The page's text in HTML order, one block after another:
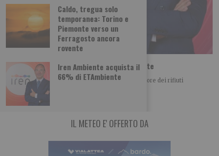
Caldo, tregua solo
temporanea: Torino e
Piemonte verso un
Ferragosto ancora
rovente
Iren Ambiente acquista il
66% di ETAmbiente
Iren Ambiente acquista il 66% di ETAmbiente
Iren Ambiente consolida il posizionamento nel settore dei rifiuti
acquistando il 66% di ETAmbiente società attiva
IL METEO E' OFFERTO DA